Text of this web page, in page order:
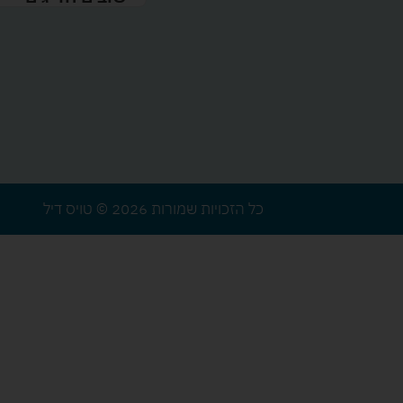
כל הזכויות שמורות 2026 © טויס דיל